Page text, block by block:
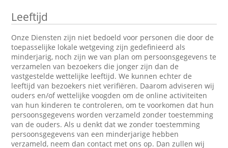
Leeftijd
Onze Diensten zijn niet bedoeld voor personen die door de
toepasselijke lokale wetgeving zijn gedefinieerd als
minderjarig, noch zijn we van plan om persoonsgegevens te
verzamelen van bezoekers die jonger zijn dan de
vastgestelde wettelijke leeftijd. We kunnen echter de
leeftijd van bezoekers niet verifiëren. Daarom adviseren wij
ouders en/of wettelijke voogden om de online activiteiten
van hun kinderen te controleren, om te voorkomen dat hun
persoonsgegevens worden verzameld zonder toestemming
van de ouders. Als u denkt dat we zonder toestemming
persoonsgegevens van een minderjarige hebben
verzameld, neem dan contact met ons op. Dan zullen wij